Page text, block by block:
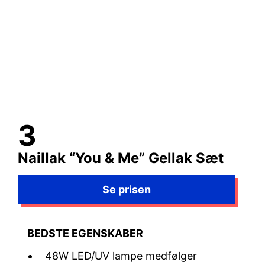
Naillak “You & Me” Gellak Sæt
BEDSTE EGENSKABER
48W LED/UV lampe medfølger